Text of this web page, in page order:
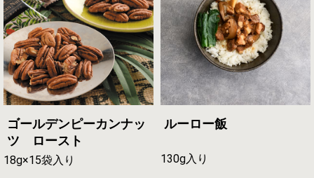
ゴールデンピーカンナッ
ツ ロースト
18g×15袋入り
ルーロー飯
130g入り